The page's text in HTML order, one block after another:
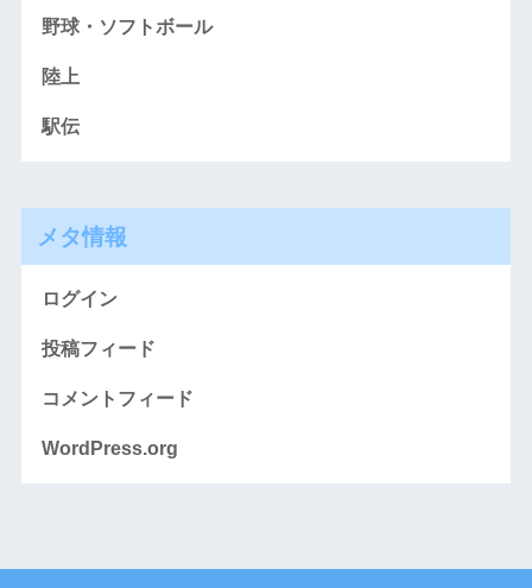
野球・ソフトボール
陸上
駅伝
メタ情報
ログイン
投稿フィード
コメントフィード
WordPress.org